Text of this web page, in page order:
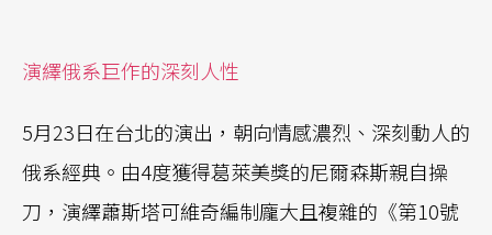
演繹俄系巨作的深刻人性
5月23日在台北的演出，朝向情感濃烈、深刻動人的
俄系經典。由4度獲得葛萊美獎的尼爾森斯親自操
刀，演繹蕭斯塔可維奇編制龐大且複雜的《第10號